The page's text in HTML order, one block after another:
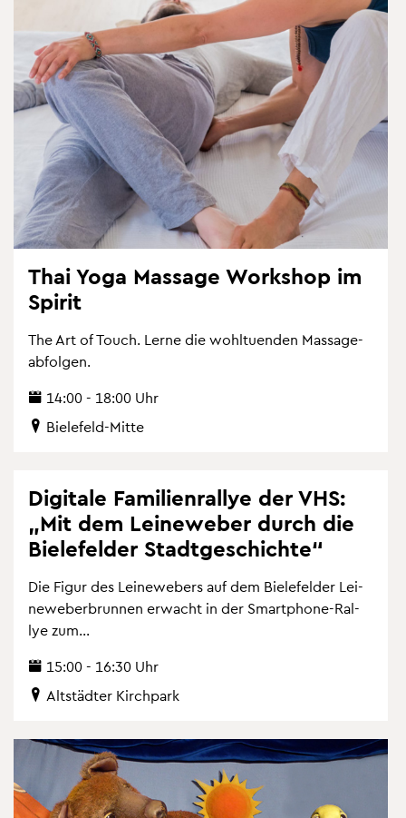
Thai Yoga Mas­sa­ge Work­shop im
Spi­rit
The Art of Touch. Lerne die wohl­tu­en­den Mas­sa­ge­
ab­fol­gen.
14:00 - 18:00 Uhr
Bie­le­feld-Mitte
Di­gi­ta­le Fa­mi­li­en­ral­lye der VHS:
„Mit dem Lei­ne­we­ber durch die
Bie­le­fel­der Stadt­ge­schich­te“
Die Figur des Lei­ne­we­bers auf dem Bie­le­fel­der Lei­
ne­we­be­r­brun­nen er­wacht in der Smart­pho­ne-Ral­
lye zum...
15:00 - 16:30 Uhr
Alt­städ­ter Kirch­park